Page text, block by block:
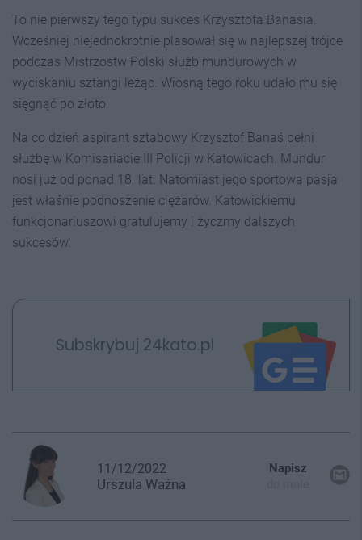
To nie pierwszy tego typu sukces Krzysztofa Banasia.
Wcześniej niejednokrotnie plasował się w najlepszej trójce
podczas Mistrzostw Polski służb mundurowych w
wyciskaniu sztangi leżąc. Wiosną tego roku udało mu się
sięgnąć po złoto.
Na co dzień aspirant sztabowy Krzysztof Banaś pełni
służbę w Komisariacie III Policji w Katowicach. Mundur
nosi już od ponad 18. lat. Natomiast jego sportową pasja
jest właśnie podnoszenie ciężarów. Katowickiemu
funkcjonariuszowi gratulujemy i życzmy dalszych
sukcesów.
Subskrybuj 24kato.pl
11/12/2022
Urszula Ważna
Napisz